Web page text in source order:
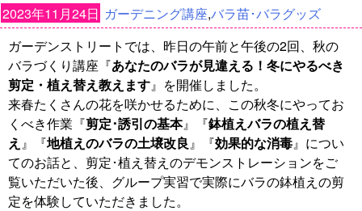
2023年11月24日 ガーデニング講座,バラ苗･バラグッズ
ガーデンストリートでは、昨日の午前と午後の2回、秋の
バラづくり講座『あなたのバラが見違える！冬にやるべき
剪定・植え替え教えます』を開催しました。
来春たくさんの花を咲かせるために、この秋冬にやってお
くべき作業『剪定･誘引の基本』『鉢植えバラの植え替
え 』『地植えのバラの土壌改良』『効果的な消毒』につい
てのお話と、剪定･植え替えのデモンストレーションをご
覧いただいた後、グループ実習で実際にバラの鉢植えの剪
定を体験していただきました。